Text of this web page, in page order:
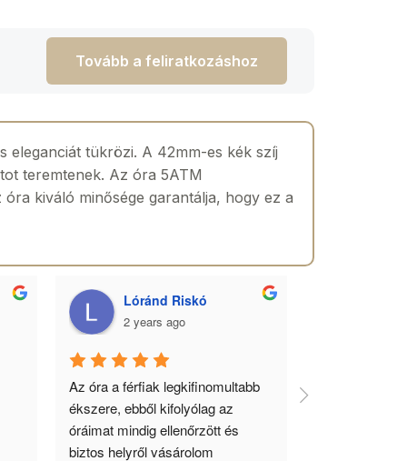
Tovább a feliratkozáshoz
eleganciát tükrözi. A 42mm-es kék szíj
teremtenek. Az óra 5ATM
kiváló minősége garantálja, hogy ez a
Lóránd Riskó
2 years ago
Az óra a férfiak legkifinomultabb
ékszere, ebből kifolyólag az
óráimat mindig ellenőrzött és
biztos helyről vásárolom